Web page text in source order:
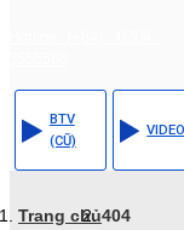
BTV
(CŨ)
Trang chủ404